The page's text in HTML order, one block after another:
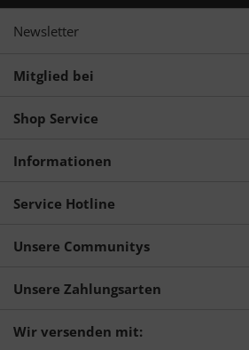
Newsletter
Mitglied bei
Shop Service
Informationen
Service Hotline
Unsere Communitys
Unsere Zahlungsarten
Wir versenden mit: